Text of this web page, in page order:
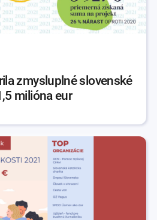
zmysluplné slovenské
milióna eur